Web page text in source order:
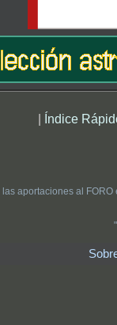
| Índice
las aportaciones al